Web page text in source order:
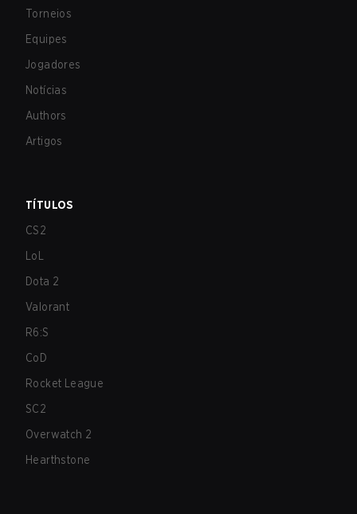
Torneios
Equipes
Jogadores
Notícias
Authors
Artigos
TÍTULOS
CS2
LoL
Dota 2
Valorant
R6:S
CoD
Rocket League
SC2
Overwatch 2
Hearthstone